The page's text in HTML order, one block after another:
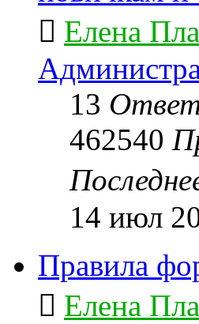
Елена
13
462540
14 июл
Правила
Елена